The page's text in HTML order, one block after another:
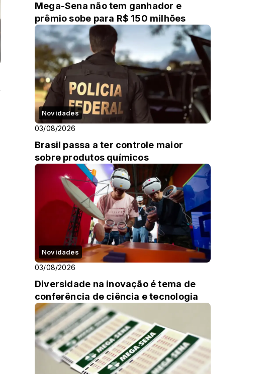
Mega-Sena não tem ganhador e
prêmio sobe para R$ 150 milhões
Novidades
03/08/2026
Brasil passa a ter controle maior
sobre produtos químicos
Novidades
03/08/2026
Diversidade na inovação é tema de
conferência de ciência e tecnologia